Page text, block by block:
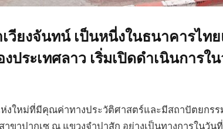
วียงจันทน์ เป็นหนี่งในธนาคารไท
ประเทศลาว เริ่มเปิดดำเนินการใ
งใหม่ที่มีคุณค่าทางประวัติศาสตร์และมีสถาปัตยกร
ขาปากเซ ณ แขวงจำปาสัก อย่างเป็นทางการในวัน